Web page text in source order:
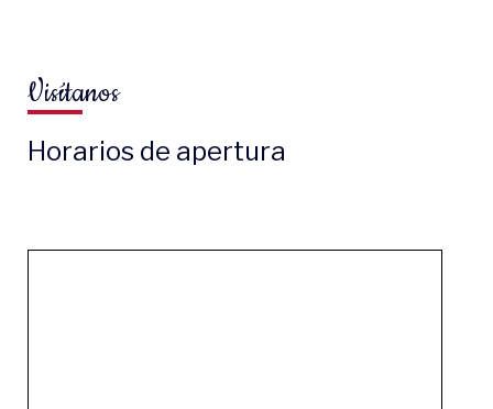
Visítanos
Horarios de apertura